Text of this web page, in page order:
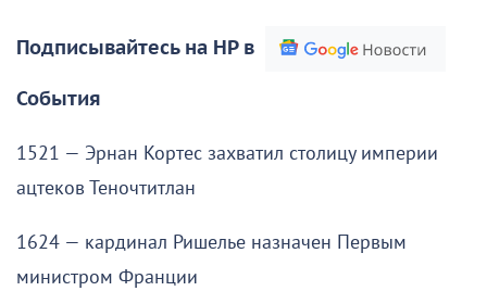
Подписывайтесь на НР в
События
1521 — Эрнан Кортес захватил столицу империи
ацтеков Теночтитлан
1624 — кардинал Ришелье назначен Первым
министром Франции